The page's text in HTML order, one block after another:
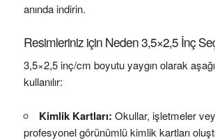
anında indirin.
Resimleriniz için Neden 3,5×2,5 İnç
3,5×2,5 inç/cm boyutu yaygın olarak
kullanılır:
Kimlik Kartları: Okullar, işletmeler
profesyonel görünümlü kimlik kartları